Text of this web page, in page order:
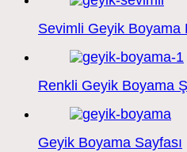
Sevimli Geyik Boyama
Renkli Geyik Boyama
Geyik Boyama Sayfası